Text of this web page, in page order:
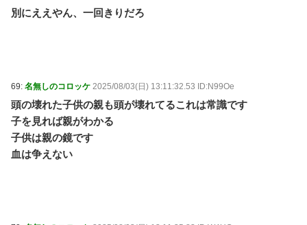
別にええやん、一回きりだろ
69: 名無しのコロッケ 2025/08/03(日) 13:11:32.53 ID:N99Oe
頭の壊れた子供の親も頭が壊れてるこれは常識です
子を見れば親がわかる
子供は親の鏡です
血は争えない